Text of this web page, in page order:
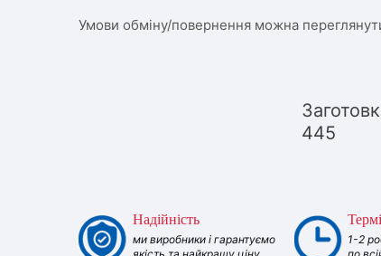
Умови обміну/повернення можна
445
Надійність
ми виробники і гарантуємо
1-2